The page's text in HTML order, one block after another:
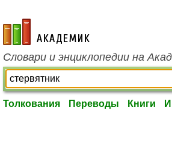
academic.ru
Словари и энциклопедии на
Толкования Переводы Книги